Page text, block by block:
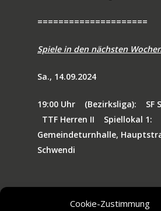
Cookie-Zustimmung
=====================
Spiele in den nächsten
Sa., 14.09.2024
19:00 Uhr (Bezirksliga): SF
TTF Herren II
Spiellokal 1:
Gemeindeturnhalle,
Schwendi
Sa., 21.09.2024